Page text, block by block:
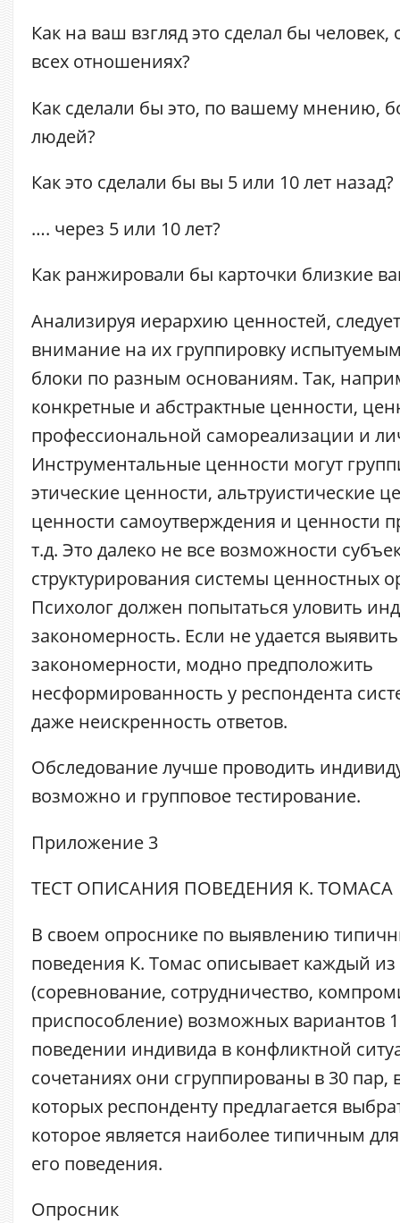
Как на ваш взгляд это сделал бы
всех отношениях?
Как сделали бы это, по вашему мнению,
людей?
Как это сделали бы вы 5 или 10 лет назад?
…. через 5 или 10 лет?
Как ранжировали бы карточки близкие
Анализируя иерархию ценностей,
внимание на их группировку
блоки по разным основаниям. Так,
конкретные и абстрактные ценности,
профессиональной самореализации и
Инструментальные ценности могут
этические ценности, альтруистические
ценности самоутверждения и ценности
т.д. Это далеко не все возможности
структурирования системы ценностных
Психолог должен попытаться уловить
закономерность. Если не удается
закономерности, модно предположить
несформированность у респондента
даже неискренность ответов.
Обследование лучше проводить
возможно и групповое тестирование.
Приложение 3
ТЕСТ ОПИСАНИЯ ПОВЕДЕНИЯ К. ТОМАСА
В своем опроснике по выявлению
поведения К. Томас описывает каждый из
(соревнование, сотрудничество,
приспособление) возможных вариантов
поведении индивида в конфликтной
сочетаниях они сгруппированы в 30 пар,
которых респонденту предлагается
которое является наиболее типичным
его поведения.
Опросник